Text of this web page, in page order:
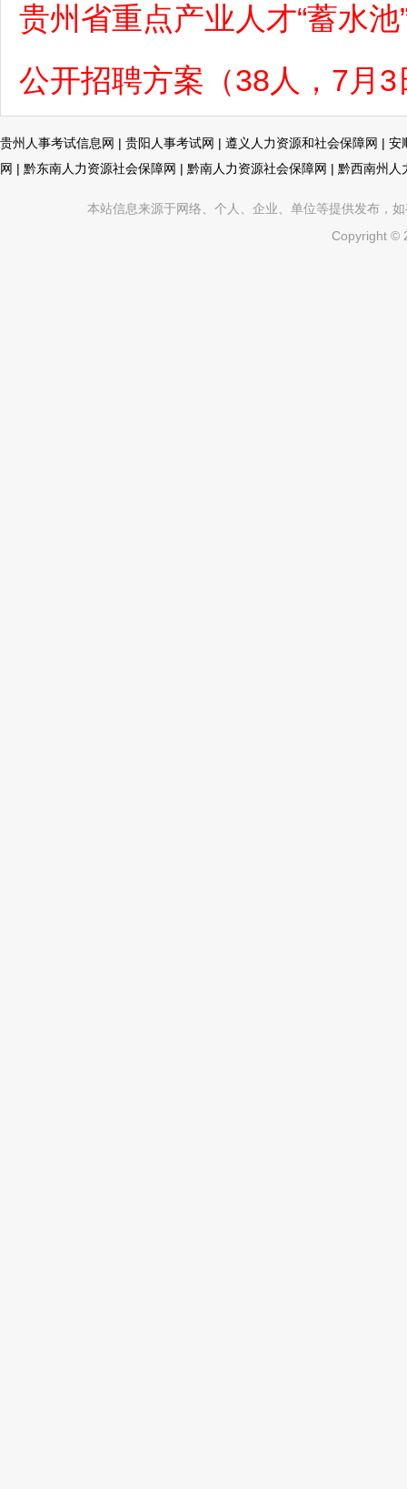
贵州省重点产业人才“蓄水
公开招聘方案（38人，7月
贵州人事考试信息网 | 贵阳人事考试网 | 遵义人力资源和社会保障网 | 安
网 | 黔东南人力资源社会保障网 | 黔南人力资源社会保障网 | 黔西南州人
本站信息来源于网络、个人、企业、单位等提供发布，
Copyright ©